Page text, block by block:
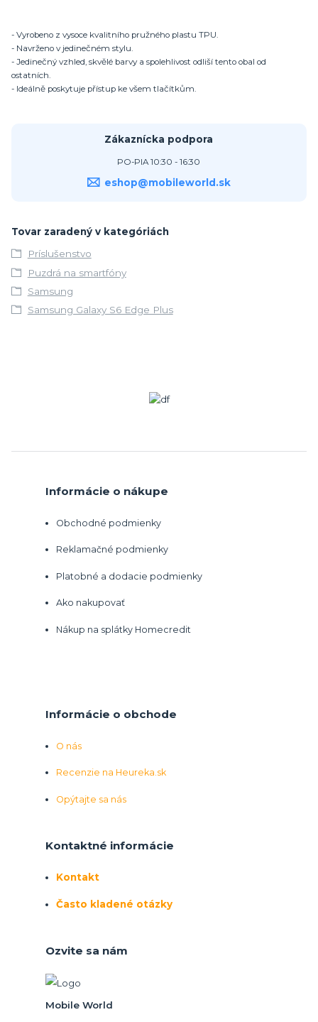
- Vyrobeno z vysoce kvalitního pružného plastu TPU.
- Navrženo v jedinečném stylu.
- Jedinečný vzhled, skvělé barvy a spolehlivost odliší tento obal od
ostatních.
- Ideálně poskytuje přístup ke všem tlačítkům.
Zákaznícka podpora
PO-PIA 10:30 - 16:30
eshop@mobileworld.sk
Tovar zaradený v kategóriách
Príslušenstvo
Puzdrá na smartfóny
Samsung
Samsung Galaxy S6 Edge Plus
Informácie o nákupe
Obchodné podmienky
Reklamačné podmienky
Platobné a dodacie podmienky
Ako nakupovať
Nákup na splátky Homecredit
Informácie o obchode
O nás
Recenzie na Heureka.sk
Opýtajte sa nás
Kontaktné informácie
Kontakt
Často kladené otázky
Ozvite sa nám
Mobile World